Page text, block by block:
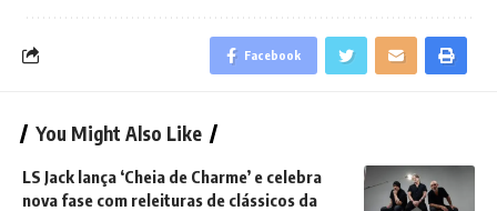
Facebook
You Might Also Like
LS Jack lança ‘Cheia de Charme’ e celebra
nova fase com releituras de clássicos da